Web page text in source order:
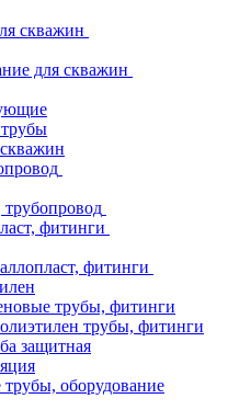
скважин
для скважин
фитинги
фитинги
трубы, фитинги
трубы, фитинги
защитная
оборудование